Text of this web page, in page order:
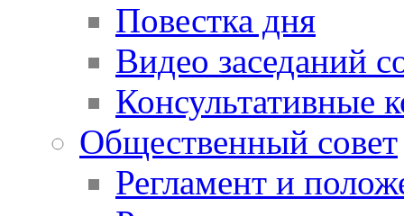
Повестка дня
Видео заседаний
Консультативные
Общественный совет
Регламент и